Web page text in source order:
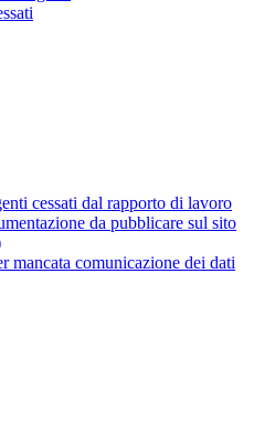
cessati dal rapporto di lavoro
da pubblicare sul sito
mancata comunicazione dei dati